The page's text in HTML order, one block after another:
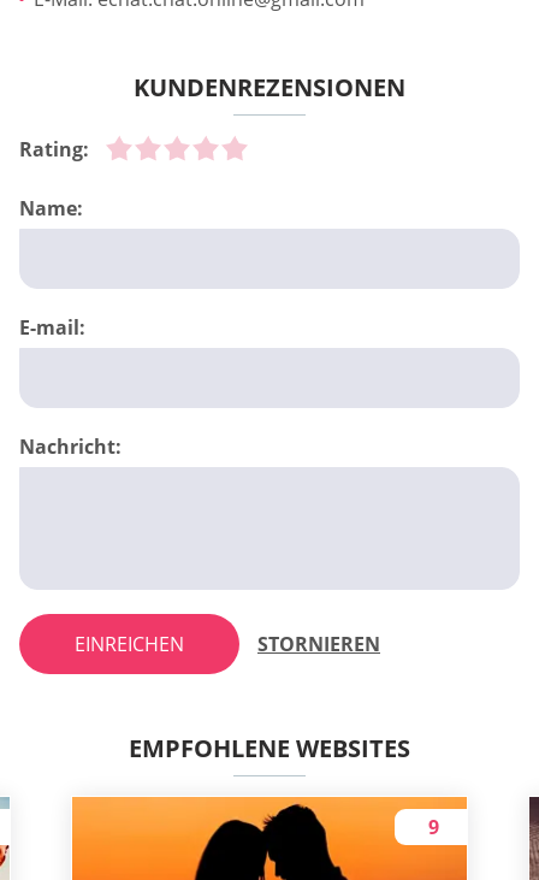
KUNDENREZENSIONEN
Rating:
Name:
E-mail:
Nachricht:
EINREICHEN STORNIEREN
EMPFOHLENE WEBSITES
9